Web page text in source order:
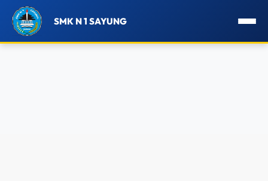
SMK N 1 SAYUNG